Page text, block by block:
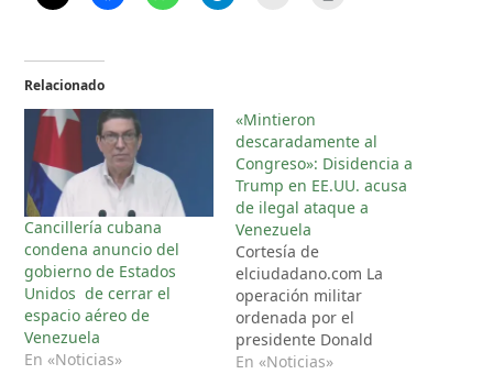
Relacionado
Cancillería cubana
condena anuncio del
gobierno de Estados
Unidos de cerrar el
espacio aéreo de
Venezuela
En «Noticias»
«Mintieron
descaradamente al
Congreso»: Disidencia a
Trump en EE.UU. acusa
de ilegal ataque a
Venezuela
Cortesía de
elciudadano.com La
operación militar
ordenada por el
presidente Donald
Trump contra Venezuela,
En «Noticias»